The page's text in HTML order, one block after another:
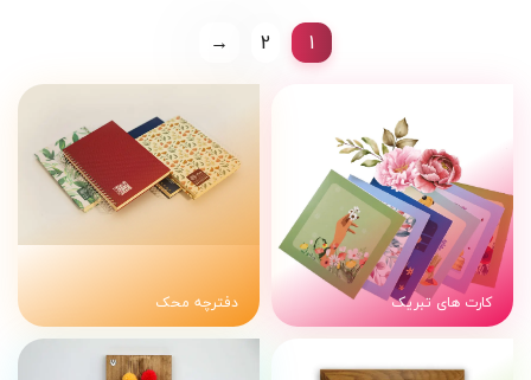
1
2
→
کارت های تبریک دفترچه محک